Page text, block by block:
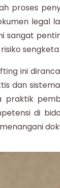
proses
legal
sangat
ini
dan
praktik
di